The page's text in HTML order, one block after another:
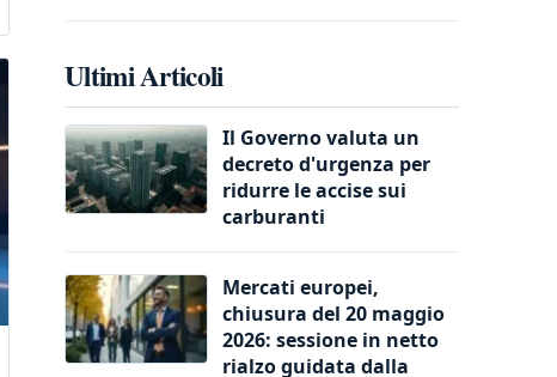
Ultimi Articoli
Il Governo valuta un
decreto d'urgenza per
ridurre le accise sui
carburanti
Mercati europei,
chiusura del 20 maggio
2026: sessione in netto
rialzo guidata dalla